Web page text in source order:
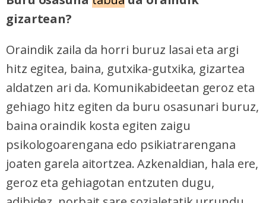
gizartean?
Oraindik zaila da horri buruz lasai eta argi
hitz egitea, baina, gutxika-gutxika, gizartea
aldatzen ari da. Komunikabideetan geroz eta
gehiago hitz egiten da buru osasunari buruz,
baina oraindik kosta egiten zaigu
psikologoarengana edo psikiatrarengana
joaten garela aitortzea. Azkenaldian, hala ere,
geroz eta gehiagotan entzuten dugu,